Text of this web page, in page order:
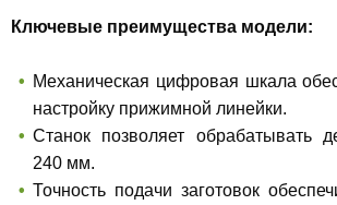
Ключевые преимущества модели:
Механическая цифровая шкала
настройку прижимной линейки.
Станок позволяет обрабатывать
240 мм.
Точность подачи заготовок